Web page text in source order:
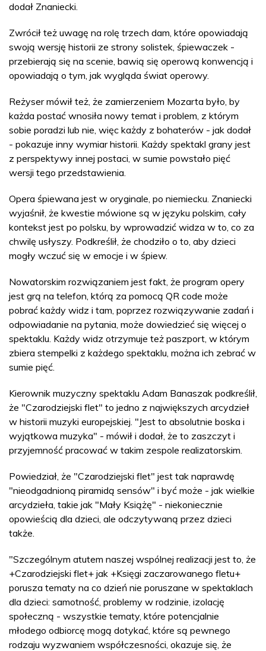
dodał Znaniecki.
Zwrócił też uwagę na rolę trzech dam, które opowiadają
swoją wersję historii ze strony solistek, śpiewaczek -
przebierają się na scenie, bawią się operową konwencją i
opowiadają o tym, jak wygląda świat operowy.
Reżyser mówił też, że zamierzeniem Mozarta było, by
każda postać wnosiła nowy temat i problem, z którym
sobie poradzi lub nie, więc każdy z bohaterów - jak dodał
- pokazuje inny wymiar historii. Każdy spektakl grany jest
z perspektywy innej postaci, w sumie powstało pięć
wersji tego przedstawienia.
Opera śpiewana jest w oryginale, po niemiecku. Znaniecki
wyjaśnił, że kwestie mówione są w języku polskim, cały
kontekst jest po polsku, by wprowadzić widza w to, co za
chwilę usłyszy. Podkreślił, że chodziło o to, aby dzieci
mogły wczuć się w emocje i w śpiew.
Nowatorskim rozwiązaniem jest fakt, że program opery
jest grą na telefon, którą za pomocą QR code może
pobrać każdy widz i tam, poprzez rozwiązywanie zadań i
odpowiadanie na pytania, może dowiedzieć się więcej o
spektaklu. Każdy widz otrzymuje też paszport, w którym
zbiera stempelki z każdego spektaklu, można ich zebrać w
sumie pięć.
Kierownik muzyczny spektaklu Adam Banaszak podkreślił,
że "Czarodziejski flet" to jedno z największych arcydzieł
w historii muzyki europejskiej. "Jest to absolutnie boska i
wyjątkowa muzyka" - mówił i dodał, że to zaszczyt i
przyjemność pracować w takim zespole realizatorskim.
Powiedział, że "Czarodziejski flet" jest tak naprawdę
"nieodgadnioną piramidą sensów" i być może - jak wielkie
arcydzieła, takie jak "Mały Książę" - niekoniecznie
opowieścią dla dzieci, ale odczytywaną przez dzieci
także.
"Szczególnym atutem naszej wspólnej realizacji jest to, że
+Czarodziejski flet+ jak +Księgi zaczarowanego fletu+
porusza tematy na co dzień nie poruszane w spektaklach
dla dzieci: samotność, problemy w rodzinie, izolację
społeczną - wszystkie tematy, które potencjalnie
młodego odbiorcę mogą dotykać, które są pewnego
rodzaju wyzwaniem współczesności, okazuje się, że